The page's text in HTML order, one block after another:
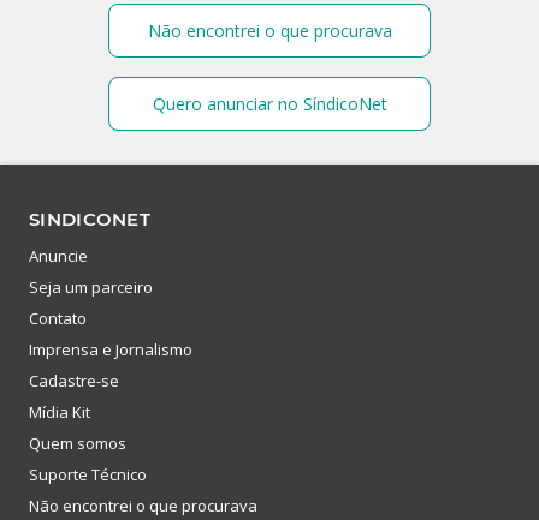
Não encontrei o que procurava
Quero anunciar no SíndicoNet
SINDICONET
Anuncie
Seja um parceiro
Contato
Imprensa e Jornalismo
Cadastre-se
Mídia Kit
Quem somos
Suporte Técnico
Não encontrei o que procurava